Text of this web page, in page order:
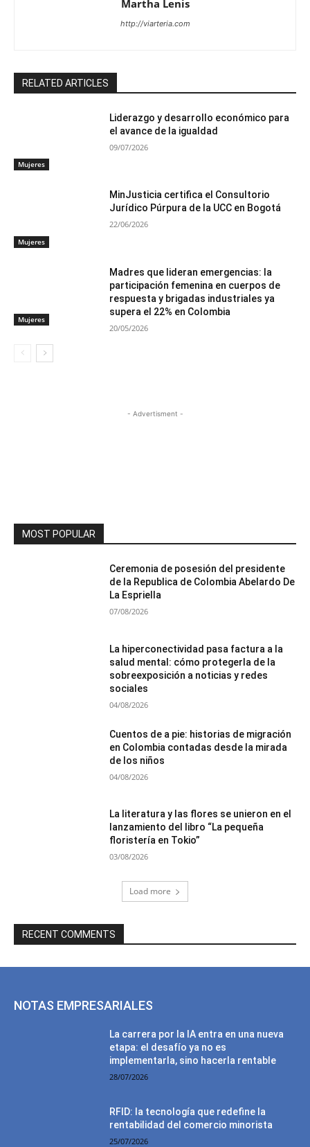
Martha Lenis
http://viarteria.com
RELATED ARTICLES
Mujeres
Liderazgo y desarrollo económico para
el avance de la igualdad
09/07/2026
Mujeres
MinJusticia certifica el Consultorio
Jurídico Púrpura de la UCC en Bogotá
22/06/2026
Mujeres
Madres que lideran emergencias: la
participación femenina en cuerpos de
respuesta y brigadas industriales ya
supera el 22% en Colombia
20/05/2026
- Advertisment -
MOST POPULAR
Ceremonia de posesión del presidente
de la Republica de Colombia Abelardo De
La Espriella
07/08/2026
La hiperconectividad pasa factura a la
salud mental: cómo protegerla de la
sobreexposición a noticias y redes
sociales
04/08/2026
Cuentos de a pie: historias de migración
en Colombia contadas desde la mirada
de los niños
04/08/2026
La literatura y las flores se unieron en el
lanzamiento del libro “La pequeña
floristería en Tokio”
03/08/2026
Load more
RECENT COMMENTS
NOTAS EMPRESARIALES
La carrera por la IA entra en una nueva
etapa: el desafío ya no es
implementarla, sino hacerla rentable
28/07/2026
RFID: la tecnología que redefine la
rentabilidad del comercio minorista
25/07/2026